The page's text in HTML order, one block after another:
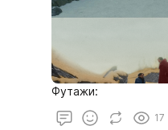
Футажи:
17